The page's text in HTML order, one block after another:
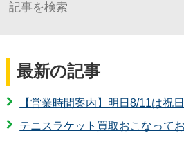
最新の記事
【営業時間案内】明日8/11は祝
テニスラケット買取おこなって